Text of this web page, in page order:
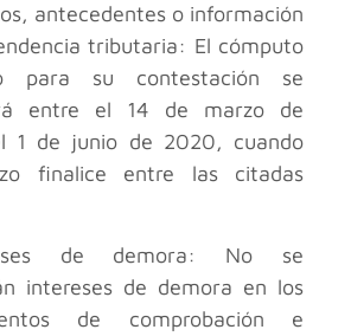
antecedentes o información
tributaria: El cómputo
para su contestación se
entre el 14 de marzo de
1 de junio de 2020, cuando
finalice entre las citadas
de demora: No se
intereses de demora en los
de comprobación e